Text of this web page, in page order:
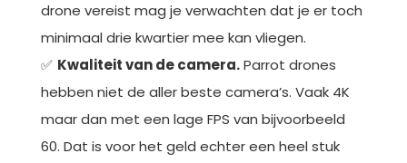
drone vereist mag je verwachten dat je er toch
minimaal drie kwartier mee kan vliegen.
Kwaliteit van de camera.Parrot drones
hebben niet de aller beste camera’s. Vaak 4K
maar dan met een lage FPS van bijvoorbeeld
60. Dat is voor het geld echter een heel stuk